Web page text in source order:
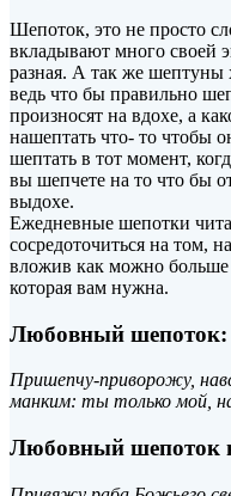
Шепоток, это не просто
вкладывают много своей
разная. А так же
ведь что бы правильно
произносят на вдохе, а
нашептать что- то чтобы
шептать в тот момент,
вы шепчете на то что бы
выдохе.
Ежедневные шепотки
сосредоточиться на том,
вложив как можно больше
которая вам нужна.
Любовный шепоток:
Пришепчу-приворожу,
манким: ты только мой,
Любовный шепоток